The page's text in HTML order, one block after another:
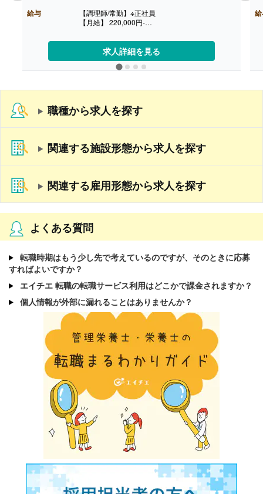
給与
【調理師/常勤】※正社員
【月給】 220,000円-
【通勤手当】あり（上限なし）※2km未満は対象
【昇給】あり
【退職金】なし
求人詳細を見る
職種から求人を探す
関連する施設形態から求人を探す
関連する雇用形態から求人を探す
よくある質問
転職時期はもう少し先で考えているのですが、そのときに応募
すればよいですか？
エイチエ 転職の転職サービス利用はどこかで課金されますか？
個人情報が外部に漏れることはありませんか？